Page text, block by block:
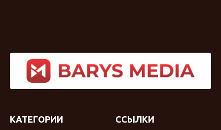
КАТЕГОРИИ ССЫЛКИ